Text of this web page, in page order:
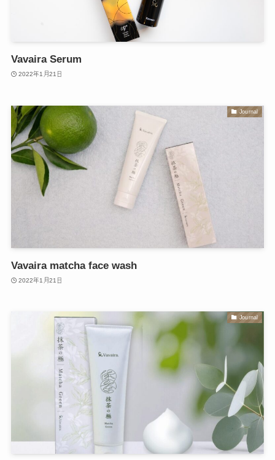
Vavaira Serum​
2022年1月21日
Journal
Vavaira matcha face wash
2022年1月21日
Journal